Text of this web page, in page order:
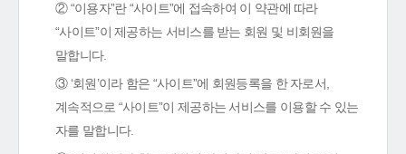
② “이용자”란 “사이트”에 접속하여 이 약관에 따라
“사이트”이 제공하는 서비스를 받는 회원 및 비회원을
말합니다.
③ ‘회원’이라 함은 “사이트”에 회원등록을 한 자로서,
계속적으로 “사이트”이 제공하는 서비스를 이용할 수 있는
자를 말합니다.